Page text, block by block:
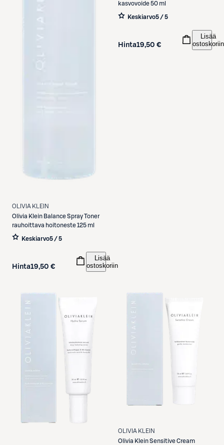
OLIVIA KLEIN
Olivia Klein Balance Spray Toner
rauhoittava hoitoneste 125 ml
Keskiarvo5 / 5
Hinta19,50 €
Lisää
ostoskoriin
kasvovoide 50 ml
Keskiarvo5 / 5
Hinta19,50 €
Lisää
ostoskoriin
OLIVIA KLEIN
Olivia KleinSensitive Cream